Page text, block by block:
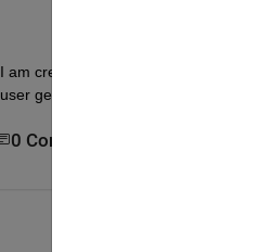
I am creating a slider to define the
user generated range(from the slider)
0 Commenti